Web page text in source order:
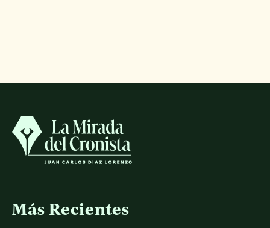
Más Recientes